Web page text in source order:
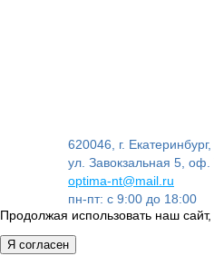
620046, г. Екатеринбург,
ул. Завокзальная 5, оф.
optima-nt@mail.ru
пн-пт: с 9:00 до 18:00
Продолжая использовать наш
Я согласен